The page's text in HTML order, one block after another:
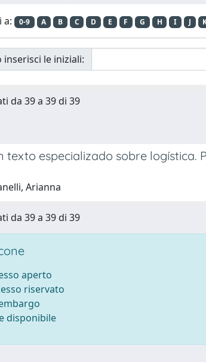
a: 0-9 A B C D E F G H I J
inserisci le iniziali:
da 39 a 39 di 39
texto especializado sobre
Arianna
da 39 a 39 di 39
aperto
riservato
disponibile